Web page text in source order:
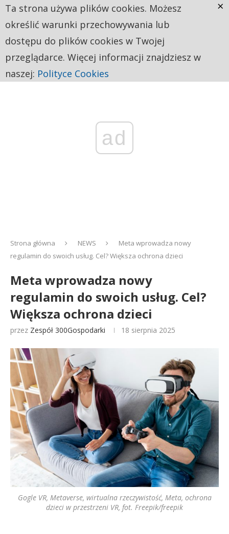
ad
Strona główna NEWS
Meta wprowadza nowy
regulamin do swoich usług. Cel? Większa ochrona dzieci
Meta wprowadza nowy
regulamin do swoich usług. Cel?
Większa ochrona dzieci
przez Zespół 300Gospodarki 18 sierpnia 2025
Gogle VR, Metaverse, wirtualna rzeczywistość, Meta, ochrona
dzieci w przestrzeni VR, fot. Freepik/freepik
Ta strona używa plików cookies. Możesz
określić warunki przechowywania lub
dostępu do plików cookies w Twojej
przeglądarce. Więcej informacji znajdziesz w
naszej: Polityce Cookies
×